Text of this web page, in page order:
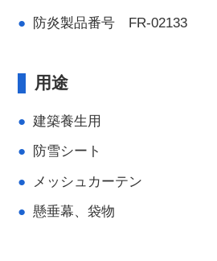
防炎製品番号 FR-02133
用途
建築養生用
防雪シート
メッシュカーテン
懸垂幕、袋物